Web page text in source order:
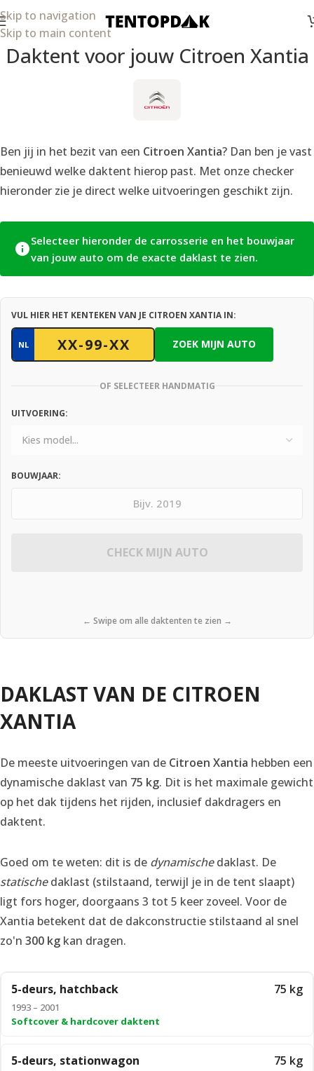
Skip to navigation
Skip to main content
Daktent voor jouw Citroen Xantia
Ben jij in het bezit van een Citroen Xantia? Dan ben je vast
benieuwd welke daktent hierop past. Met onze checker
hieronder zie je direct welke uitvoeringen geschikt zijn.
Selecteer hieronder de carrosserie en het bouwjaar
van jouw auto om de exacte daklast te zien.
VUL HIER HET KENTEKEN VAN JE CITROEN XANTIA IN:
NL ZOEK MIJN AUTO
OF SELECTEER HANDMATIG
UITVOERING:
BOUWJAAR:
CHECK MIJN AUTO
← Swipe om alle daktenten te zien →
DAKLAST VAN DE CITROEN
XANTIA
De meeste uitvoeringen van de Citroen Xantia hebben een
dynamische daklast van 75 kg. Dit is het maximale gewicht
op het dak tijdens het rijden, inclusief dakdragers en
daktent.
Goed om te weten: dit is de dynamischedaklast. De
statischedaklast (stilstaand, terwijl je in de tent slaapt)
ligt fors hoger, doorgaans 3 tot 5 keer zoveel. Voor de
Xantia betekent dat de dakconstructie stilstaand al snel
zo'n 300 kg kan dragen.
5-deurs, hatchback
1993 – 2001
75 kg
Softcover & hardcover daktent
5-deurs, stationwagon 75 kg